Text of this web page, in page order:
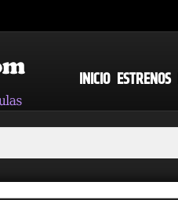
INICIO ESTRENOS